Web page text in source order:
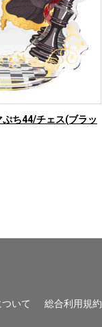
ち44/チェス(ブラッ
いて 総合利用規約